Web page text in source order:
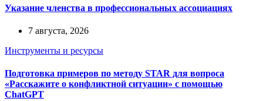
Указание членства в профессиональных ассоциациях
7 августа, 2026
Инструменты и ресурсы
Подготовка примеров по методу STAR для вопроса
«Расскажите о конфликтной ситуации» с помощью
ChatGPT